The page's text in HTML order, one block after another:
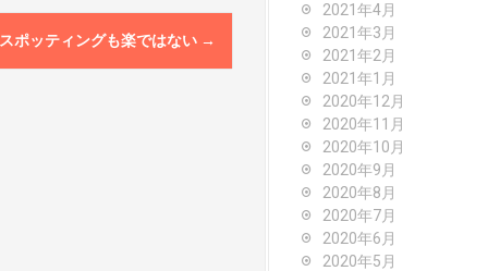
スポッティングも楽ではない →
2021年4月
2021年3月
2021年2月
2021年1月
2020年12月
2020年11月
2020年10月
2020年9月
2020年8月
2020年7月
2020年6月
2020年5月